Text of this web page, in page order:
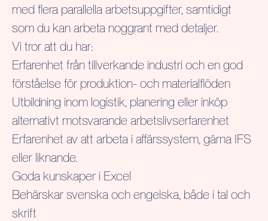
med flera parallella arbetsuppgifter, samtidigt
som du kan arbeta noggrant med detaljer.
Vi tror att du har:
Erfarenhet från tillverkande industri och en god
förståelse för produktion- och materialflöden
Utbildning inom logistik, planering eller inköp
alternativt motsvarande arbetslivserfarenhet
Erfarenhet av att arbeta i affärssystem, gärna IFS
eller liknande.
Goda kunskaper i Excel
Behärskar svenska och engelska, både i tal och
skrift